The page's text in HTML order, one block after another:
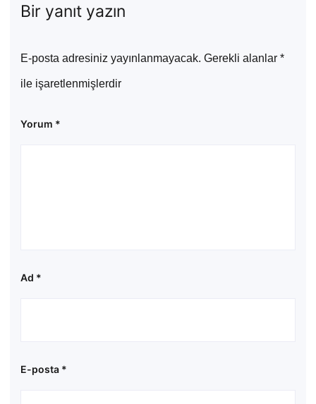
Bir yanıt yazın
E-posta adresiniz yayınlanmayacak. Gerekli alanlar *
ile işaretlenmişlerdir
Yorum *
Ad *
E-posta *